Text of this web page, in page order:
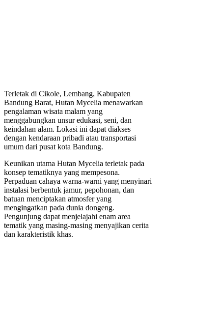
Terletak di Cikole, Lembang, Kabupaten
Bandung Barat, Hutan Mycelia menawarkan
pengalaman wisata malam yang
menggabungkan unsur edukasi, seni, dan
keindahan alam. Lokasi ini dapat diakses
dengan kendaraan pribadi atau transportasi
umum dari pusat kota Bandung.
Keunikan utama Hutan Mycelia terletak pada
konsep tematiknya yang mempesona.
Perpaduan cahaya warna-warni yang menyinari
instalasi berbentuk jamur, pepohonan, dan
batuan menciptakan atmosfer yang
mengingatkan pada dunia dongeng.
Pengunjung dapat menjelajahi enam area
tematik yang masing-masing menyajikan cerita
dan karakteristik khas.